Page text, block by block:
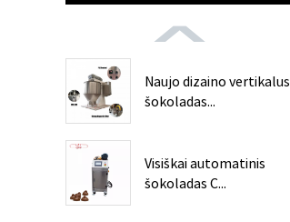
Naujo dizaino vertikalus
šokoladas...
Visiškai automatinis
šokoladas C...